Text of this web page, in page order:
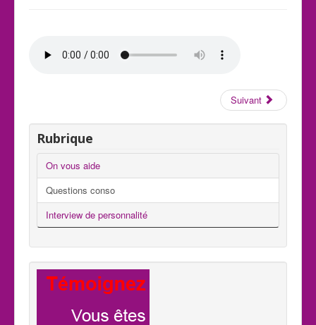
Suivant
Rubrique
On vous aide
Questions conso
Interview de personnalité